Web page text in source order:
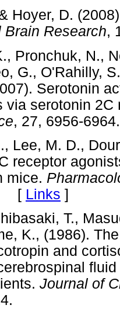
Hoyer, D.
Brain Research,
Pronchuk, N.,
G., O'Rahilly,
Serotonin
via serotonin
, 27, 6956-
Lee, M. D.,
receptor
mice.
[ Links ]
T.,
K., (1986).
and
Journal of